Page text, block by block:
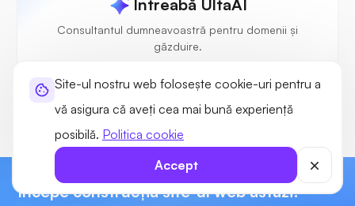
Site-ul nostru web folosește cookie-uri pentru a
vă asigura că aveți cea mai bună experiență
posibilă. Politica cookie
Accept
Întreabă UltaAI
Consultantul dumneavoastră pentru domenii și
găzduire.
Începe construcţia site-ul web astăzi!